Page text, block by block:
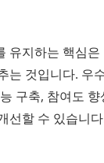
유지하는 핵심
는 것입니다. 우
구축, 참여도
선할 수 있습니